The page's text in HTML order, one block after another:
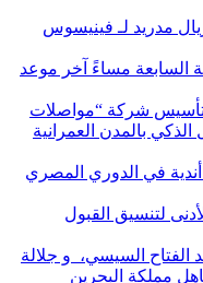
مدريد لـ فينيسوس
السابعة مساءً آخر موعد
تأسيس شركة “مواصلات
بالمدن العمرانية
لتنسيق القبول
الفتاح السيسي، و جلالة
مملكة البحرين